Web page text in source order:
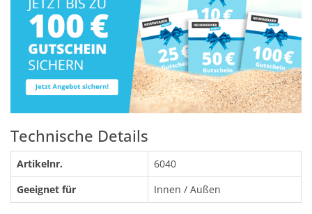
Technische Details
Artikelnr.
6040
Geeignet für
Innen / Außen